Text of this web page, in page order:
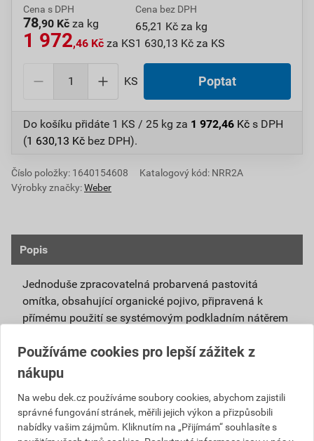
Cena s DPH
78,90 Kč za kg
1 972,46 Kč za KS
Cena bez DPH
65,21 Kč za kg
1 630,13 Kč za KS
KS Poptat
Do košíku přidáte 1 KS / 25 kg za 1 972,46 Kč s DPH
(1 630,13 Kč bez DPH).
Číslo položky: 1640154608
Katalogový kód: NRR2A
Výrobky značky:Weber
Popis
Jednoduše zpracovatelná probarvená pastovitá
omítka, obsahující organické pojivo, připravená k
přímému použití se systémovým podkladním nátěrem
Vlivem ochlazování vnějšího souvrství
zateplovacích systémů v nočních hodinách,
dochází ke kondenzaci vody na povrchu, která
vytváří živnou půdu pro růst nevzhledných řas.
Povrch omítky weberpas aquaBalance dokáže
Používáme cookies pro lepší zážitek z
nákupu
Na webu dek.cz používáme soubory cookies, abychom zajistili
správné fungování stránek, měřili jejich výkon a přizpůsobili
nabídky vašim zájmům. Kliknutím na „Přijímám“ souhlasíte s